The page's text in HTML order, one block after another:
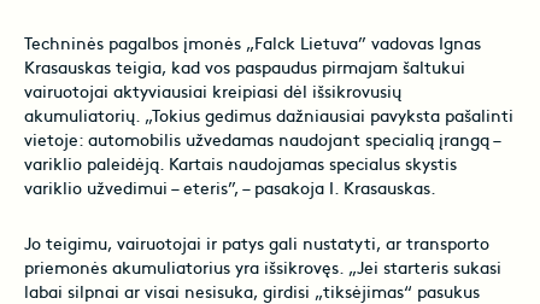
Techninės pagalbos įmonės „Falck Lietuva” vadovas Ignas
Krasauskas teigia, kad vos paspaudus pirmajam šaltukui
vairuotojai aktyviausiai kreipiasi dėl išsikrovusių
akumuliatorių. „Tokius gedimus dažniausiai pavyksta pašalinti
vietoje: automobilis užvedamas naudojant specialią įrangą –
variklio paleidėją. Kartais naudojamas specialus skystis
variklio užvedimui – eteris”, – pasakoja I. Krasauskas.
Jo teigimu, vairuotojai ir patys gali nustatyti, ar transporto
priemonės akumuliatorius yra išsikrovęs. „Jei starteris sukasi
labai silpnai ar visai nesisuka, girdisi „tiksėjimas“ pasukus